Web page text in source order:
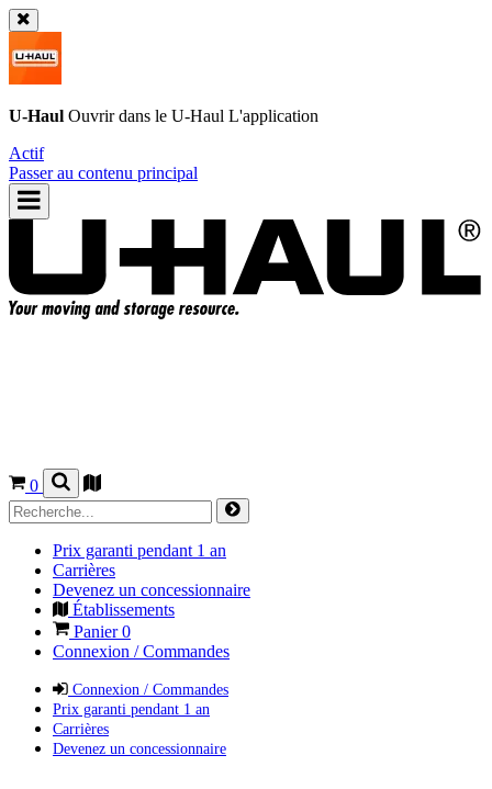
U-Haul Ouvrir dans le U-Haul L'application
Actif
Passer au contenu principal
0
Prix garanti pendant 1 an
Carrières
Devenez un concessionnaire
Établissements
Panier0
Connexion / Commandes
Connexion / Commandes
Prix garanti pendant 1 an
Carrières
Devenez un concessionnaire